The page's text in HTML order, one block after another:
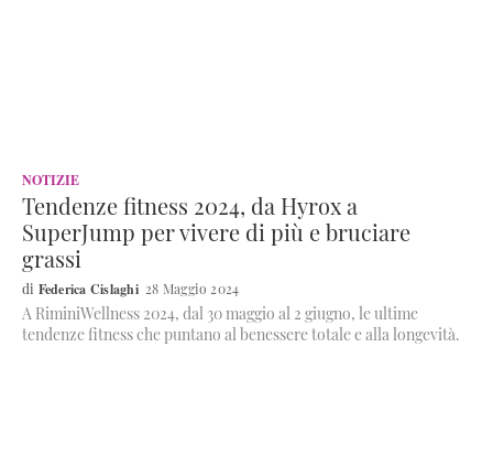
NOTIZIE
Tendenze fitness 2024, da Hyrox a
SuperJump per vivere di più e bruciare
grassi
Federica Cislaghi 28 Maggio 2024
A RiminiWellness 2024, dal 30 maggio al 2 giugno, le ultime
tendenze fitness che puntano al benessere totale e alla longevità.